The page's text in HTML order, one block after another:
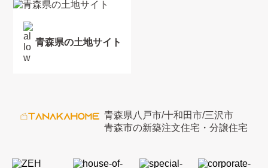
青森県の土地サイト
青森県八戸市/十和田市/三沢市
青森市の新築注文住宅・分譲住宅